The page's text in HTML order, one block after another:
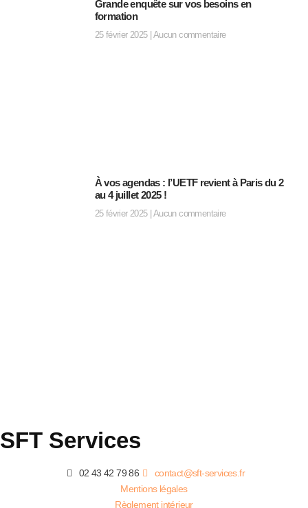
Grande enquête sur vos besoins en
formation
25 février 2025 Aucun commentaire
À vos agendas : l’UETF revient à Paris du 2
au 4 juillet 2025 !
25 février 2025 Aucun commentaire
SFT Services
02 43 42 79 86
contact@sft-services.fr
Mentions légales
Règlement intérieur